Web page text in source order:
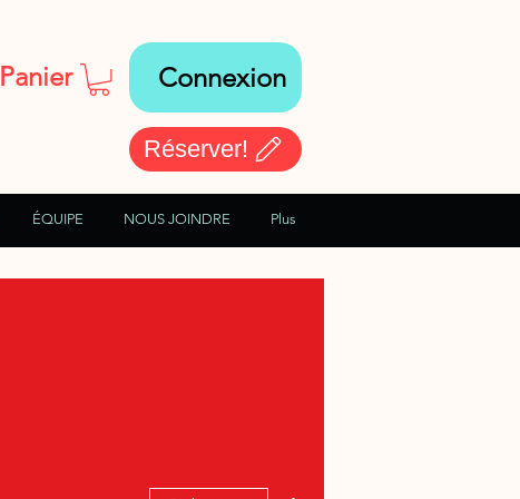
Panier Connexion
Réserver!
ÉQUIPE NOUS JOINDRE Plus